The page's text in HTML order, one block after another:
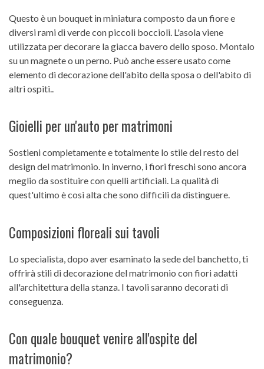
Questo è un bouquet in miniatura composto da un fiore e
diversi rami di verde con piccoli boccioli. L'asola viene
utilizzata per decorare la giacca bavero dello sposo. Montalo
su un magnete o un perno. Può anche essere usato come
elemento di decorazione dell'abito della sposa o dell'abito di
altri ospiti..
Gioielli per un'auto per matrimoni
Sostieni completamente e totalmente lo stile del resto del
design del matrimonio. In inverno, i fiori freschi sono ancora
meglio da sostituire con quelli artificiali. La qualità di
quest'ultimo è così alta che sono difficili da distinguere.
Composizioni floreali sui tavoli
Lo specialista, dopo aver esaminato la sede del banchetto, ti
offrirà stili di decorazione del matrimonio con fiori adatti
all'architettura della stanza. I tavoli saranno decorati di
conseguenza.
Con quale bouquet venire all'ospite del
matrimonio?